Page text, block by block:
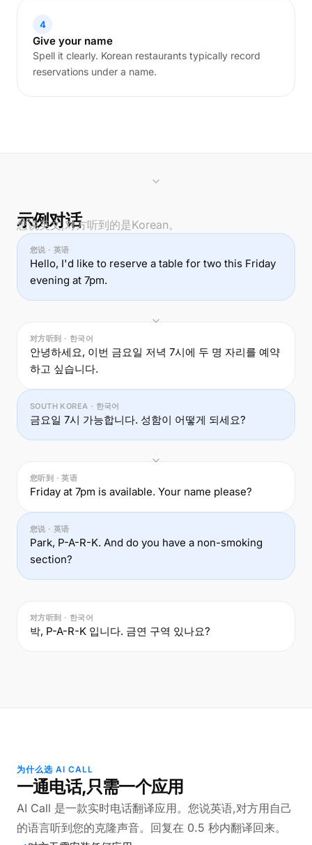
4
Give your name
Spell it clearly. Korean restaurants typically record
reservations under a name.
示例对话
您说英文,对方听到的是Korean。
您说 · 英语
Hello, I'd like to reserve a table for two this Friday
evening at 7pm.
对方听到 · 한국어
안녕하세요, 이번 금요일 저녁 7시에 두 명 자리를 예약
하고 싶습니다.
SOUTH KOREA · 한국어
금요일 7시 가능합니다. 성함이 어떻게 되세요?
您听到 · 英语
Friday at 7pm is available. Your name please?
您说 · 英语
Park, P-A-R-K. And do you have a non-smoking
section?
对方听到 · 한국어
박, P-A-R-K 입니다. 금연 구역 있나요?
为什么选 AI CALL
一通电话,只需一个应用
AI Call 是一款实时电话翻译应用。您说英语,对方用自己
的语言听到您的克隆声音。回复在 0.5 秒内翻译回来。